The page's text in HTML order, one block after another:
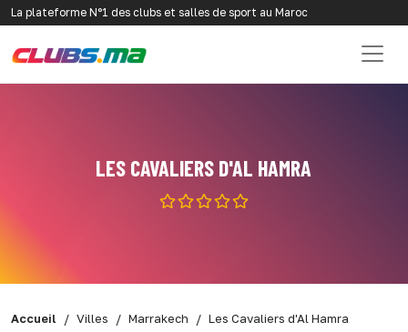
La plateforme N°1 des clubs et salles de sport au Maroc
LES CAVALIERS D'AL HAMRA
Accueil Villes Marrakech Les Cavaliers d'Al Hamra